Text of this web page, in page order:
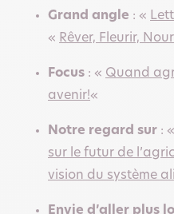
Grand angle : «
« Rêver, Fleurir,
Focus : « Quand
avenir!«
Notre regard sur : «
sur le futur de
vision du système
Envie d’aller plus